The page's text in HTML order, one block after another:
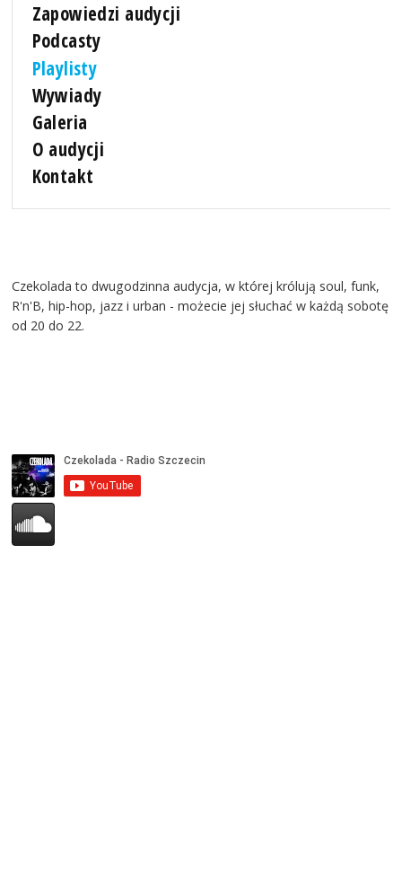
Zapowiedzi audycji
Podcasty
Playlisty
Wywiady
Galeria
O audycji
Kontakt
Czekolada to dwugodzinna audycja, w której królują soul, funk,
R'n'B, hip-hop, jazz i urban - możecie jej słuchać w każdą sobotę
od 20 do 22.